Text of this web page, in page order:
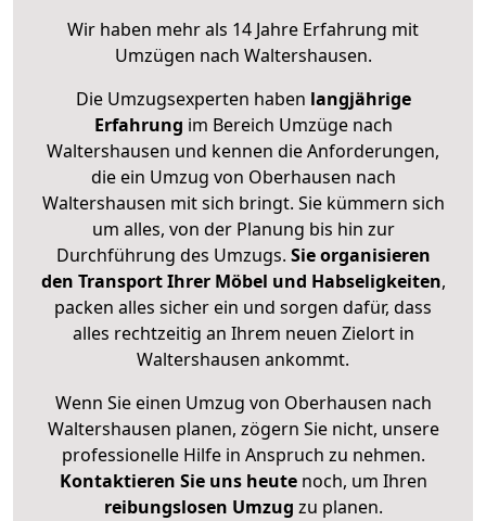
Wir haben mehr als 14 Jahre Erfahrung mit
Umzügen nach Waltershausen.
Die Umzugsexperten haben langjährige
Erfahrung im Bereich Umzüge nach
Waltershausen und kennen die Anforderungen,
die ein Umzug von Oberhausen nach
Waltershausen mit sich bringt. Sie kümmern sich
um alles, von der Planung bis hin zur
Durchführung des Umzugs. Sie organisieren
den Transport Ihrer Möbel und Habseligkeiten,
packen alles sicher ein und sorgen dafür, dass
alles rechtzeitig an Ihrem neuen Zielort in
Waltershausen ankommt.
Wenn Sie einen Umzug von Oberhausen nach
Waltershausen planen, zögern Sie nicht, unsere
professionelle Hilfe in Anspruch zu nehmen.
Kontaktieren Sie uns heutenoch, um Ihren
reibungslosen Umzug zu planen.